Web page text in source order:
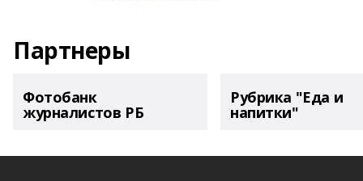
Партнеры
Фотобанк
журналистов РБ
Рубрика "Еда и
напитки"